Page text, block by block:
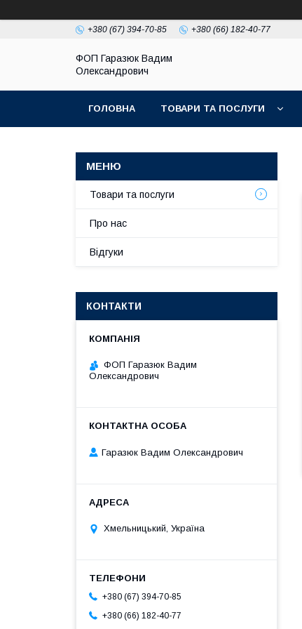
+380 (67) 394-70-85 +380 (66) 182-40-77
ФОП Гаразюк Вадим
Олександрович
ГОЛОВНА ТОВАРИ ТА ПОСЛУГИ
Товари та послуги
Про нас
Відгуки
КОНТАКТИ
ФОП Гаразюк Вадим
Олександрович
Гаразюк Вадим Олександрович
Хмельницький, Україна
+380 (67) 394-70-85
+380 (66) 182-40-77